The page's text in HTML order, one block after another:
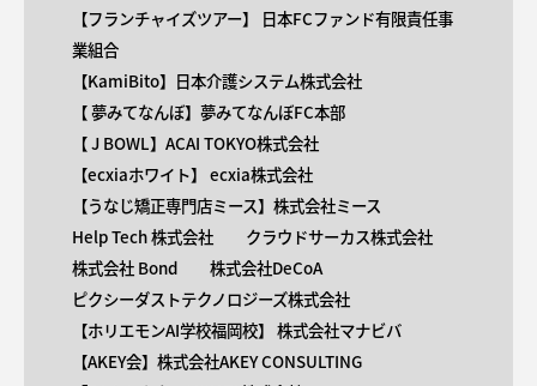
【​フランチャイズツアー】 日本FCファンド有限責任事
業組合
【KamiBito​】日本介護システム株式会社
【 ​夢みてなんぼ】夢みてなんぼFC本部
【 ​J BOWL】ACAI TOKYO株式会社
【​ecxiaホワイト】 ecxia株式会社
【​うなじ矯正専門店ミース】株式会社ミース
Help Tech 株式会社
クラウドサーカス株式会社
株式会社 Bond
株式会社DeCoA
ピクシーダストテクノロジーズ株式会社
【ホリエモンAI学校福岡校】 株式会社マナビバ
【AKEY会】株式会社AKEY CONSULTING